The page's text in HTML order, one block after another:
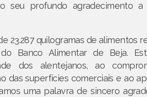
o seu profundo agradecimento
23.287 quilogramas de
Banco Alimentar de Beja.
dos alentejanos, ao
das superfícies comerciais e ao
uma palavra de sincero